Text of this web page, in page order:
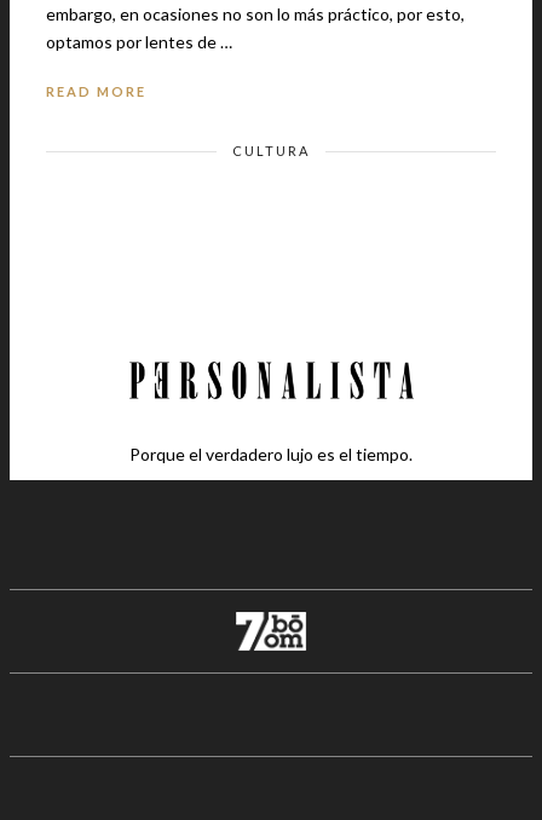
embargo, en ocasiones no son lo más práctico, por esto,
optamos por lentes de …
READ MORE
CULTURA
Porque el verdadero lujo es el tiempo.